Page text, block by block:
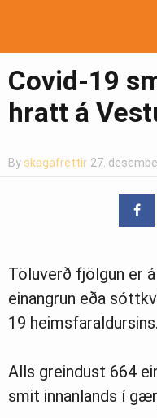
Greinasafn
Covid-19
hratt á
By skagafrettir 27.
Töluverð fjölgun er
einangrun eða
19 heimsfaraldursins.
Alls greindust 664
smit innanlands í